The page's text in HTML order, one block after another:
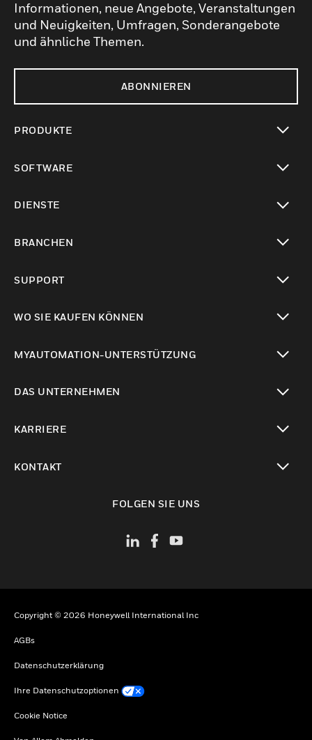
Informationen, neue Angebote, Veranstaltungen
und Neuigkeiten, Umfragen, Sonderangebote
und ähnliche Themen.
ABONNIEREN
PRODUKTE
SOFTWARE
DIENSTE
BRANCHEN
SUPPORT
WO SIE KAUFEN KÖNNEN
MYAUTOMATION-UNTERSTÜTZUNG
DAS UNTERNEHMEN
KARRIERE
KONTAKT
FOLGEN SIE UNS
Copyright © 2026 Honeywell International Inc
AGBs
Datenschutzerklärung
Ihre Datenschutzoptionen
Cookie Notice